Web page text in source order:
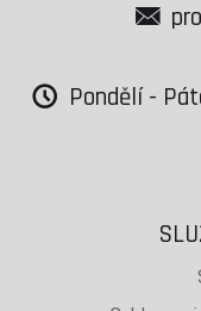
Pondělí -